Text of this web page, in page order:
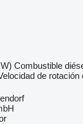
Combustible
de